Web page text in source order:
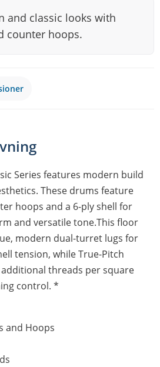
and classic looks with
counter hoops.
Series features modern build
These drums feature
hoops and a 6-ply shell for
and versatile tone.This floor
modern dual-turret lugs for
tension, while True-Pitch
threads per square
control. *
and Hoops